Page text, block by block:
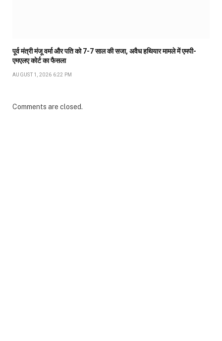
पूर्व मंत्री मंजू वर्मा और पति को 7-7 साल की सजा, अवैध हथियार मामले में एमपी-
एमएलए कोर्ट का फैसला
AUGUST 1, 2026 6:22 PM
Comments are closed.